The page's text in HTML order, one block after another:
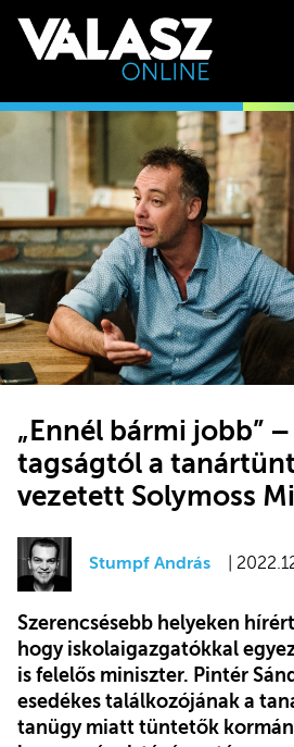
„Ennél bármi jobb”
tagságtól a
vezetett Solymoss
Stumpf András |
Szerencsésebb helyeken
hogy iskolaigazgatókkal
is felelős miniszter. Pintér
esedékes találkozójának a
tanügy miatt tüntetők